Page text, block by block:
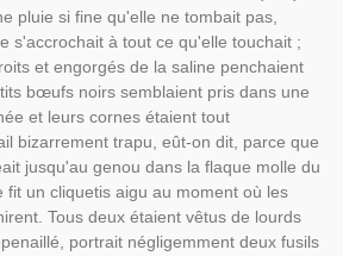
pluie si fine qu'elle ne tombait pas,
s'accrochait à tout ce qu'elle touchait ;
et engorgés de la saline penchaient
bœufs noirs semblaient pris dans une
et leurs cornes étaient tout
bizarrement trapu, eût-on dit, parce que
jusqu'au genou dans la flaque molle du
fit un cliquetis aigu au moment où les
Tous deux étaient vêtus de lourds
portrait négligemment deux fusils